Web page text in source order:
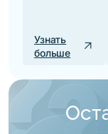
Узнать
больше
arrow_outward